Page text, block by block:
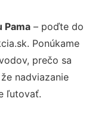
Pama– poďte do
Ponúkame
prečo sa
nadviazanie
ľutovať.